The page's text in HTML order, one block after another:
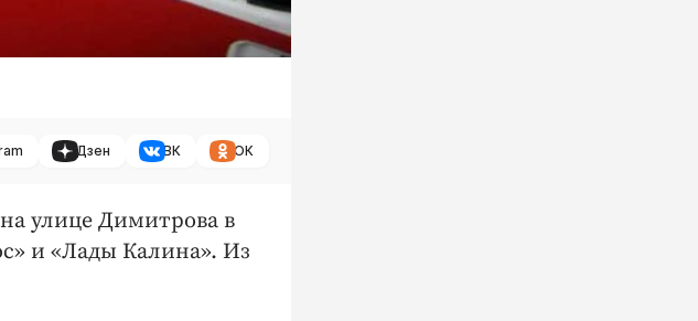
Дзен ВК ОК
улице Димитрова в
и «Лады Калина». Из